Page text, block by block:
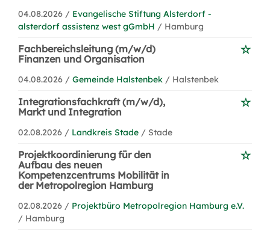
04.08.2026 / Evangelische Stiftung Alsterdorf -
alsterdorf assistenz west gGmbH / Hamburg
Fachbereichsleitung (m/w/d)
Finanzen und Organisation
04.08.2026 / Gemeinde Halstenbek / Halstenbek
Integrationsfachkraft (m/w/d),
Markt und Integration
02.08.2026 / Landkreis Stade / Stade
Projektkoordinierung für den
Aufbau des neuen
Kompetenzcentrums Mobilität in
der Metropolregion Hamburg
02.08.2026 / Projektbüro Metropolregion Hamburg e.V.
/ Hamburg